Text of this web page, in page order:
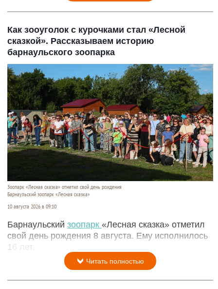
Как зооуголок с курочками стал «Лесной
сказкой». Рассказываем историю
барнаульского зоопарка
Зоопарк «Лесная сказка» отметил свой день рождения
Барнаульский зоопарк «Лесная сказка»
10 августа 2026 в 09:10
Барнаульский зоопарк «Лесная сказка» отметил
свой день рождения 8 августа. Ему исполнилось
16 лет.
Читать полностью